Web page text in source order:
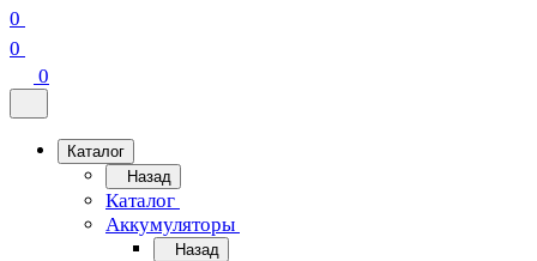
0
0
0
Каталог
Назад
Каталог
Аккумуляторы
Назад